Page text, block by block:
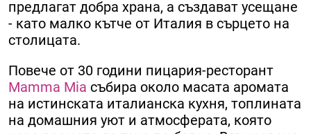
предлагат добра храна, а създават усещане
- като малко кътче от Италия в сърцето на
столицата.
Повече от 30 години пицария-ресторант
Mamma Mia събира около масата аромата
на истинската италианска кухня, топлината
на домашния уют и атмосферата, която